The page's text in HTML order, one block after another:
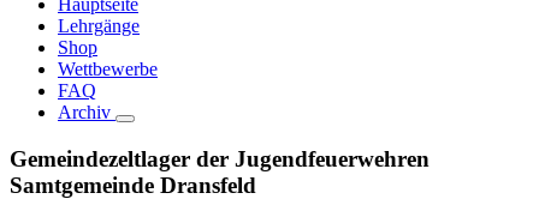
Hauptseite
Lehrgänge
Shop
Wettbewerbe
FAQ
Archiv
Gemeindezeltlager der Jugendfeuerwehren
Samtgemeinde Dransfeld